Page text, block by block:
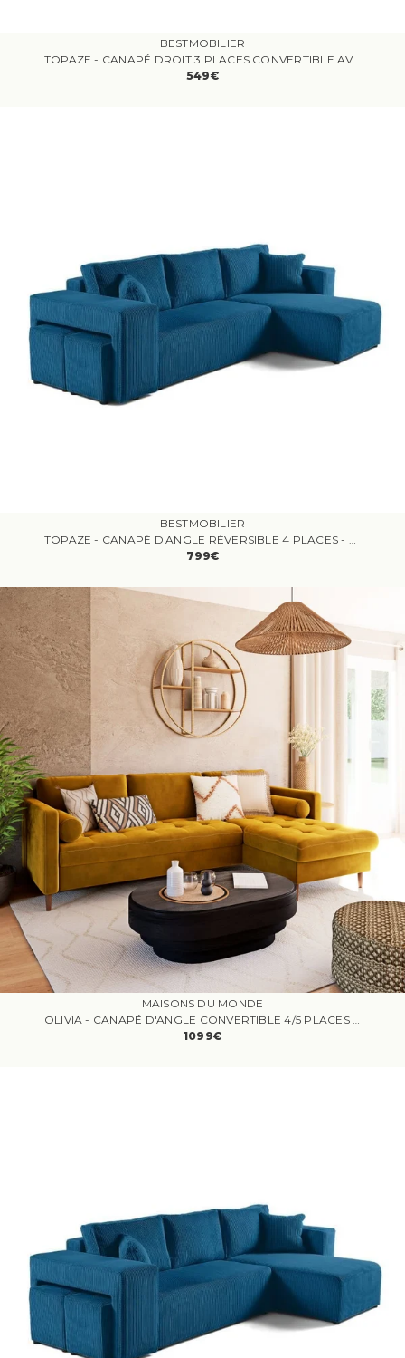
BESTMOBILIER
TOPAZE - CANAPÉ DROIT 3 PLACES CONVERTIBLE AVEC COFFRE EN VELOURS TEXTURÉ - NOIR
549€
BESTMOBILIER
799€
MAISONS DU MONDE
1099€